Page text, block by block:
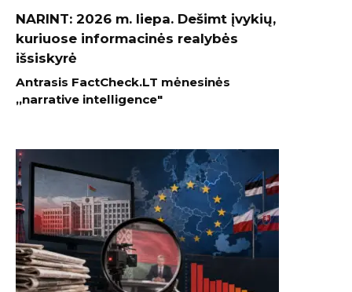
NARINT: 2026 m. liepa. Dešimt įvykių,
kuriuose informacinės realybės
išsiskyrė
Antrasis FactCheck.LT mėnesinės
„narrative intelligence"